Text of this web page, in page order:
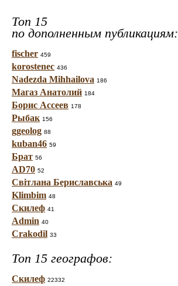
Топ 15
по дополненным публикациям:
fischer 459
korostenec 436
Nadezda Mihhailova 186
Магаз Анатолий 184
Борис Ассеев 178
Рыбак 156
ggeolog 88
kuban46 59
Брат 56
AD70 52
Світлана Бериславська 49
Klimbim 48
Скилеф 41
Admin 40
Crakodil 33
Топ 15 географов:
Скилеф 22332